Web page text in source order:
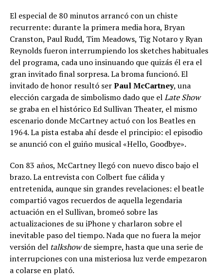
El especial de 80 minutos arrancó con un chiste
recurrente: durante la primera media hora, Bryan
Cranston, Paul Rudd, Tim Meadows, Tig Notaro y Ryan
Reynolds fueron interrumpiendo los sketches habituales
del programa, cada uno insinuando que quizás él era el
gran invitado final sorpresa. La broma funcionó. El
invitado de honor resultó serPaul McCartney, una
elección cargada de simbolismo dado que elLate Show
se graba en el histórico Ed Sullivan Theater, el mismo
escenario donde McCartney actuó con los Beatles en
1964. La pista estaba ahí desde el principio: el episodio
se anunció con el guiño musical «Hello, Goodbye».
Con 83 años, McCartney llegó con nuevo disco bajo el
brazo. La entrevista con Colbert fue cálida y
entretenida, aunque sin grandes revelaciones: el beatle
compartió vagos recuerdos de aquella legendaria
actuación en el Sullivan, bromeó sobre las
actualizaciones de su iPhone y charlaron sobre el
inevitable paso del tiempo. Nada que no fuera la mejor
versión del talkshowde siempre, hasta que una serie de
interrupciones con una misteriosa luz verde empezaron
a colarse en plató.